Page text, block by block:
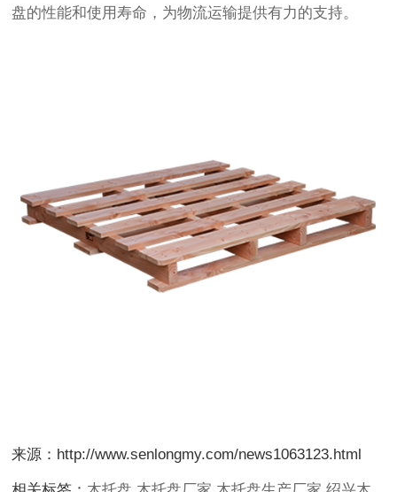
盘的性能和使用寿命，为物流运输提供有力的支持。
来源：http://www.senlongmy.com/news1063123.html